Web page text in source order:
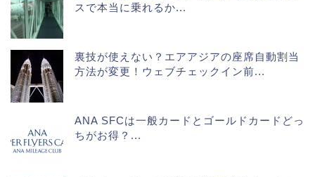
スで本当に乗れるか...
裏技が使えない？エアアジアの座席自動割当
方法が変更！ウェブチェックイン前...
ANA SFCは一般カードとゴールドカードどっ
ちがお得？...